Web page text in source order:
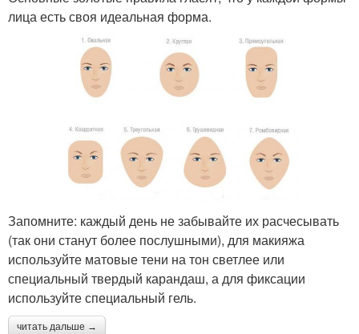
лица есть своя идеальная форма.
Запомните: каждый день не забывайте их расчесывать
(так они станут более послушными), для макияжа
используйте матовые тени на тон светлее или
специальный твердый карандаш, а для фиксации
используйте специальный гель.
читать дальше →